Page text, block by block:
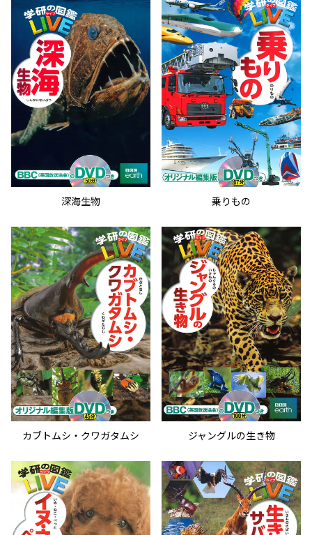
深海生物 乗りもの
カブトムシ・クワガタムシ ジャングルの生き物